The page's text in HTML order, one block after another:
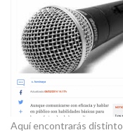
Aquí encontrarás